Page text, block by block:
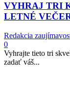
VYHRAJ TRI
LETNÉ
Redakcia
0
Vyhrajte tieto tri
zadať váš...